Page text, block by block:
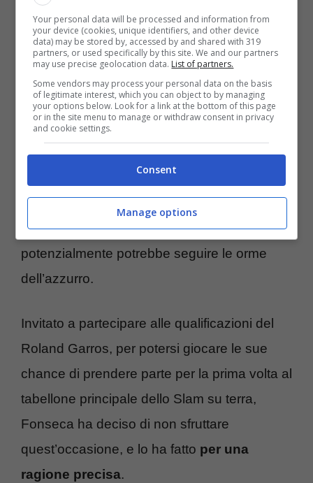
nuovo Sinner: decisione
clamorosa, cosa è
successo
In attesa di scoprire se il vero Sinner ce la
farà o meno a scendere in campo nell’Open
francese, a farsi da parte è stato quel
Fonseca, classe 2006, da molti individuato
come il tennista dellanext generationche
potenzialmente potrebbe seguire le orme
dell’azzurro.
Invitato a partecipare alle qualificazioni del
Roland Garros, per potersi giocare le sue
chance di prendere parte per la prima volta al
tabellone principale dello Slam su terra,
Fonseca ha deciso di non sfruttare
quest’occasione, e lo ha fatto per una
ragione precisa.
Your personal data will be processed and information from
your device (cookies, unique identifiers, and other device
data) may be stored by, accessed by and shared with 319
partners, or used specifically by this site. We and our partners
may use precise geolocation data. List of partners.
Some vendors may process your personal data on the basis
of legitimate interest, which you can object to by managing
your options below. Look for a link at the bottom of this page
or in the site menu to manage or withdraw consent in privacy
and cookie settings.
Consent
Manage options